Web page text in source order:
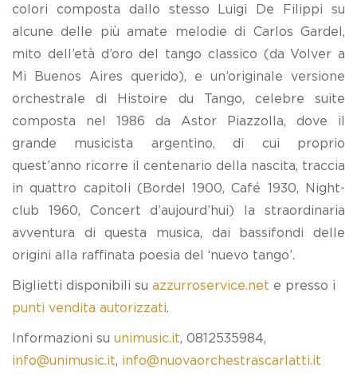
colori composta dallo stesso Luigi De Filippi su
alcune delle più amate melodie di Carlos Gardel,
mito dell’età d’oro del tango classico (da Volver a
Mi Buenos Aires querido), e un’originale versione
orchestrale di Histoire du Tango, celebre suite
composta nel 1986 da Astor Piazzolla, dove il
grande musicista argentino, di cui proprio
quest’anno ricorre il centenario della nascita, traccia
in quattro capitoli (Bordel 1900, Café 1930, Night-
club 1960, Concert d’aujourd’hui) la straordinaria
avventura di questa musica, dai bassifondi delle
origini alla raffinata poesia del ‘nuevo tango’.
Biglietti disponibili su azzurroservice.net e presso i
punti vendita autorizzati.
Informazioni su unimusic.it, 0812535984,
info@unimusic.it, info@nuovaorchestrascarlatti.it